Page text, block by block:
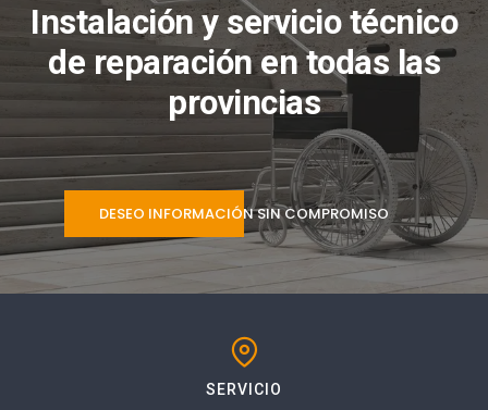
Instalación y servicio técnico
de reparación en todas las
provincias
DESEO INFORMACIÓN SIN COMPROMISO
SERVICIO